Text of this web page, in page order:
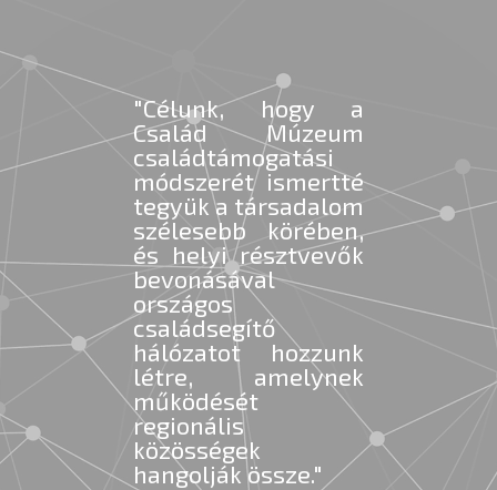
"Célunk, hogy a
Család Múzeum
családtámogatási
módszerét ismertté
tegyük a társadalom
szélesebb körében,
és helyi résztvevők
bevonásával
országos
családsegítő
hálózatot hozzunk
létre, amelynek
működését
regionális
közösségek
hangolják össze."